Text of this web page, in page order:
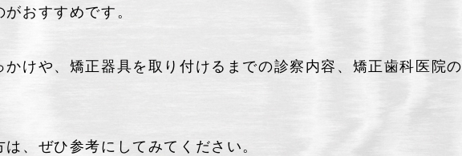
おすすめです。
けや、矯正器具を取り付けるまでの診察内容、矯正歯科医院の
、ぜひ参考にしてみてください。